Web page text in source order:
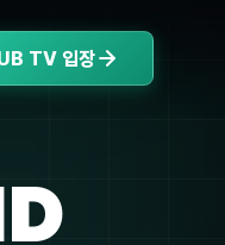
TV 입장